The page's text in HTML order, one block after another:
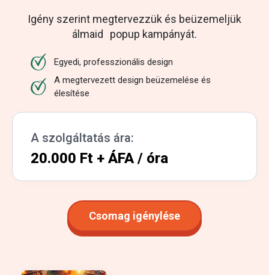
Igény szerint megtervezzük és beüzemeljük
álmaid popup kampányát.
Egyedi, professzionális design
A megtervezett design beüzemelése és
élesítése
A szolgáltatás ára:
20.000 Ft + ÁFA / óra
Csomag igénylése